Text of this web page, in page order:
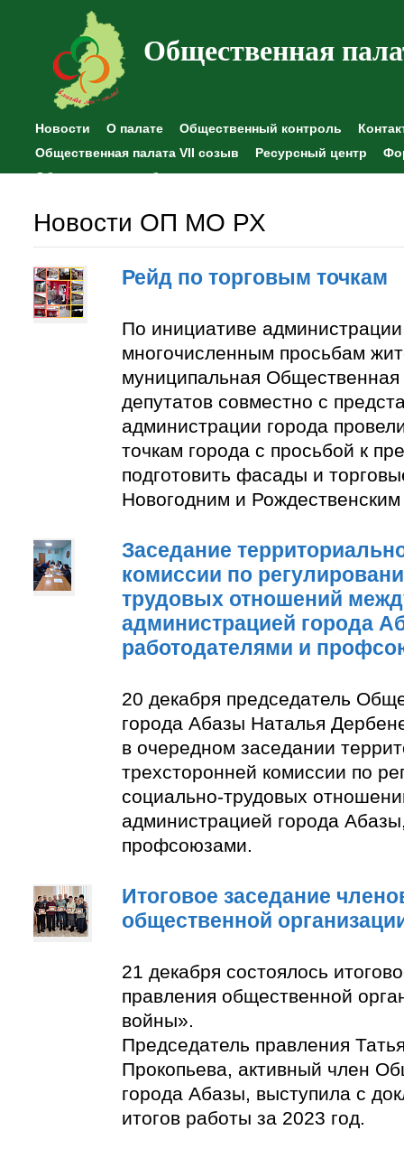
Общественная
Новости О палате Общественный контроль
Общественная палата VII созыв
Ресурсный центр
Общественные наблюдения
Новости ОП МО РХ
Рейд по торговым точкам
По инициативе
многочисленным просьбам
муниципальная Общественная
депутатов совместно с
администрации города
точкам города с просьбой к
подготовить фасады и
Новогодним и
Заседание
комиссии по
трудовых отношений
администрацией города
работодателями и
20 декабря председатель
города Абазы Наталья
в очередном заседании
трехсторонней комиссии по
социально-трудовых
администрацией города
профсоюзами.
Итоговое заседание
общественной
21 декабря состоялось
правления общественной
войны».
Председатель правления
Прокопьева, активный член
города Абазы, выступила с
итогов работы за 2023 год.